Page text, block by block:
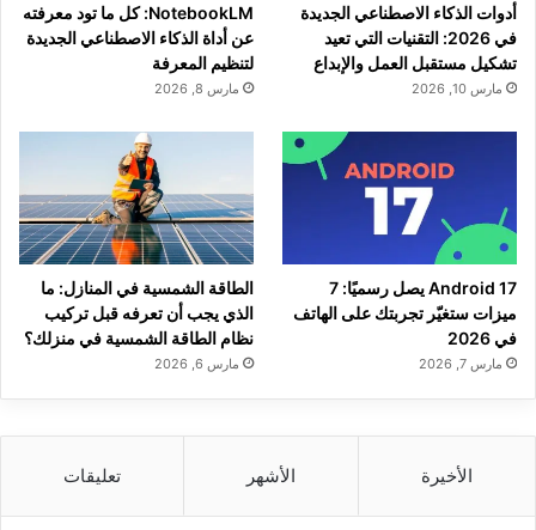
أدوات الذكاء الاصطناعي الجديدة
في 2026: التقنيات التي تعيد
تشكيل مستقبل العمل والإبداع
مارس 10, 2026
NotebookLM: كل ما تود معرفته
عن أداة الذكاء الاصطناعي الجديدة
لتنظيم المعرفة
مارس 8, 2026
Android 17 يصل رسميًا: 7
ميزات ستغيّر تجربتك على الهاتف
في 2026
مارس 7, 2026
الطاقة الشمسية في المنازل: ما
الذي يجب أن تعرفه قبل تركيب
نظام الطاقة الشمسية في منزلك؟
مارس 6, 2026
الأخيرة الأشهر تعليقات